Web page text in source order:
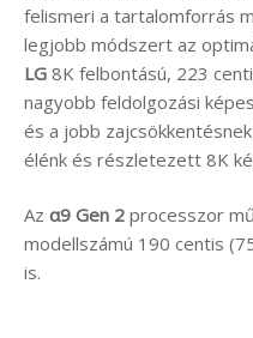
felismeri a tartalomforrás
legjobb módszert az
LG 8K felbontású, 223
nagyobb feldolgozási
és a jobb
élénk és részletezett 8K
Az α9 Gen 2 processzor
modellszámú 190 centis
is.